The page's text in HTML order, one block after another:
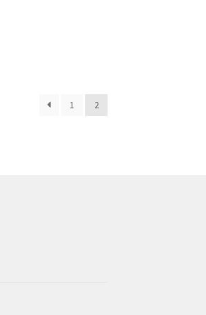
1 2